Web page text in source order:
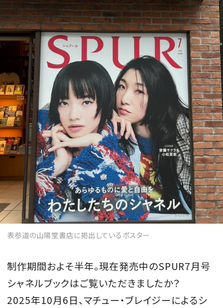
FOLLOW US
MAGAZINE
SPUR 2026 JULY
2026年9月号
2026-07-23発売
最新号を試し読み
表参道の山陽堂書店に掲出しているポスター
制作期間およそ半年。現在発売中のSPUR7月号
シャネルブックはご覧いただきましたか？
2025年10月6日、マチュー・ブレイジーによるシ